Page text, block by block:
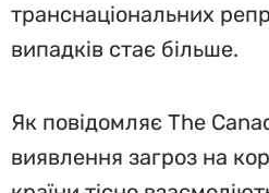
транснаціональних
випадків стає більше.
Як повідомляє The
виявлення загроз на